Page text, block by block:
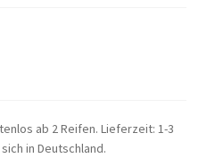
ab 2 Reifen. Lieferzeit: 1-3
in Deutschland.